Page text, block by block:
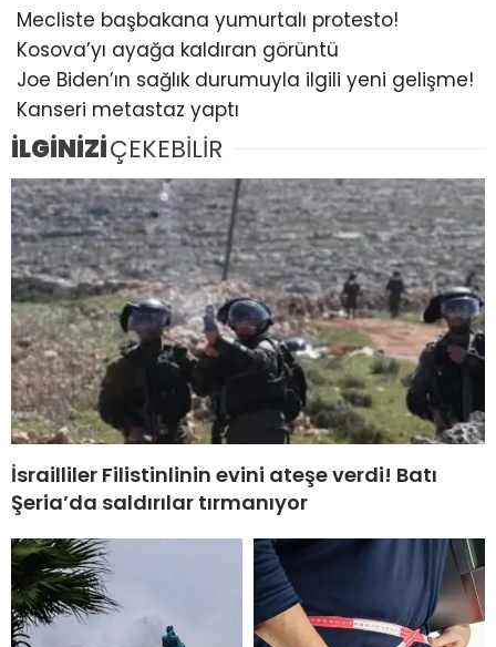
Mecliste başbakana yumurtalı protesto!
Kosova’yı ayağa kaldıran görüntü
Joe Biden’ın sağlık durumuyla ilgili yeni gelişme!
Kanseri metastaz yaptı
İLGİNİZİÇEKEBİLİR
İsrailliler Filistinlinin evini ateşe verdi! Batı
Şeria’da saldırılar tırmanıyor